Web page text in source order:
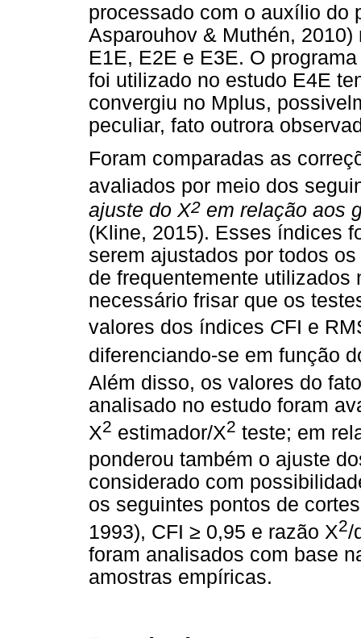
processado com o auxílio do
Asparouhov & Muthén,
E1E, E2E e E3E. O
foi utilizado no estudo E4E
convergiu no Mplus,
peculiar, fato outrora
Foram comparadas as
avaliados por meio dos
ajuste doX2 em relação aos
(Kline, 2015). Esses índices
serem ajustados por todos
de frequentemente utilizados
necessário frisar que os
valores dos índices CFI e
diferenciando-se em função
Além disso, os valores do
analisado no estudo foram
X2 estimador/X2 teste; em
ponderou também o ajuste
considerado com
os seguintes pontos de
1993), CFI ≥ 0,95 e razão X2/
foram analisados com base
amostras empíricas.